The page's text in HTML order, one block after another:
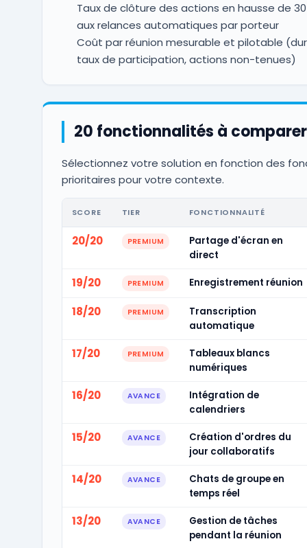
Taux de clôture des actions en hausse de
aux relances automatiques par porteur
Coût par réunion mesurable et pilotable
taux de participation, actions non-tenues)
20 fonctionnalités à comparer
Sélectionnez votre solution en fonction des
prioritaires pour votre contexte.
SCORE TIER FONCTIONNALITÉ
20/20 PREMIUM
Partage d'écran en
direct
19/20 PREMIUM Enregistrement réunion
18/20 PREMIUM
Transcription
automatique
17/20 PREMIUM
Tableaux blancs
numériques
16/20 AVANCE
Intégration de
calendriers
15/20 AVANCE
Création d'ordres du
jour collaboratifs
14/20 AVANCE
Chats de groupe en
temps réel
13/20 AVANCE
Gestion de tâches
pendant la réunion